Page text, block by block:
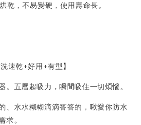
乾，不易變硬，使用壽命長。
速乾+好用+有型】
。五層超吸力，瞬間吸住一切煩惱。
、水水糊糊滴滴答答的，啾愛你防水
求。